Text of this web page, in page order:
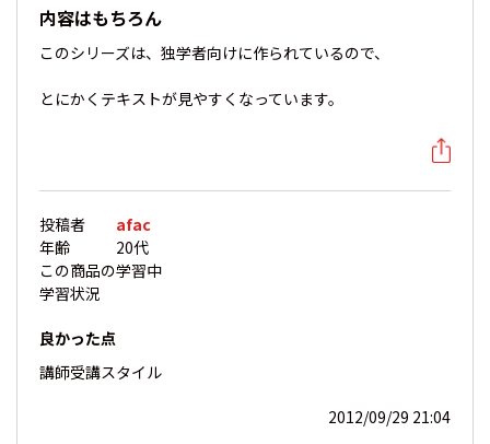
内容はもちろん
このシリーズは、独学者向けに作られているので、
とにかくテキストが見やすくなっています。
投稿者
afac
年齢
20代
この商品の
学習状況
学習中
良かった点
講師受講スタイル
2012/09/29 21:04